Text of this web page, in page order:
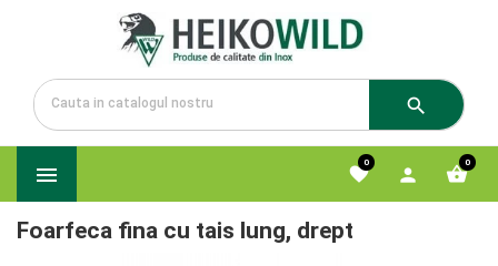

 0



0
Foarfeca fina cu tais lung, drept